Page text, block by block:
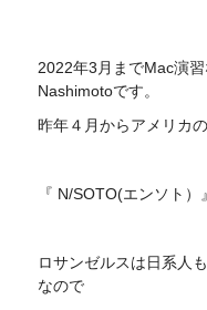
2022年3月までMac演
Nashimotoです。
昨年４月からアメリカ
『 N/SOTO(エンソト）』
ロサンゼルスは日系人
なので